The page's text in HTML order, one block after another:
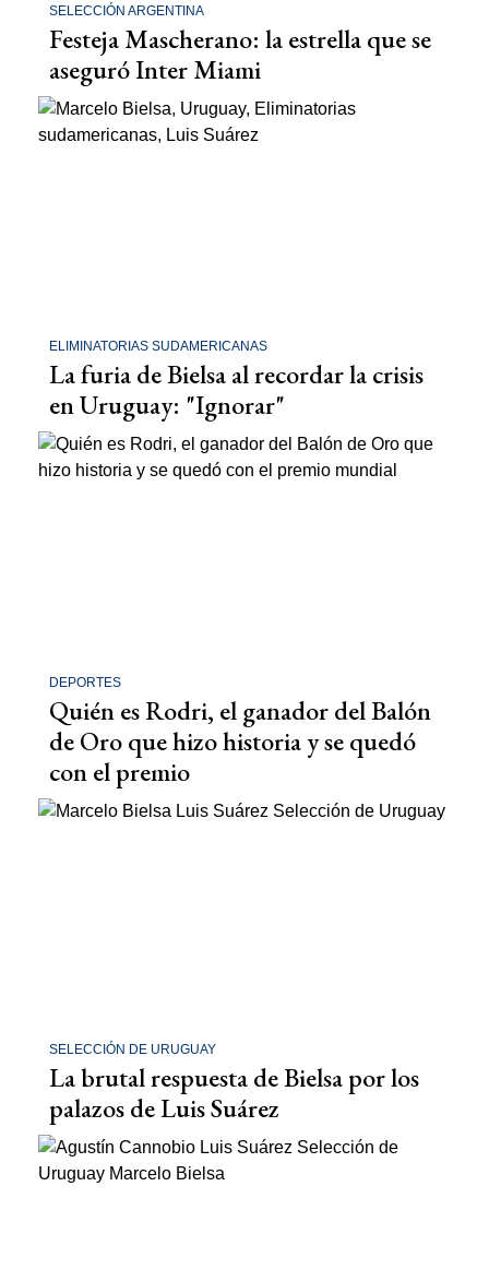
SELECCIÓN ARGENTINA
Festeja Mascherano: la estrella que se
aseguró Inter Miami
ELIMINATORIAS SUDAMERICANAS
La furia de Bielsa al recordar la crisis
en Uruguay: "Ignorar"
DEPORTES
Quién es Rodri, el ganador del Balón
de Oro que hizo historia y se quedó
con el premio
SELECCIÓN DE URUGUAY
La brutal respuesta de Bielsa por los
palazos de Luis Suárez